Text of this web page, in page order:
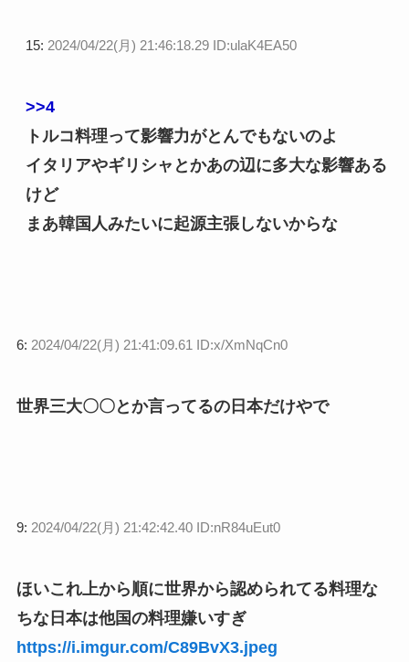
15: 2024/04/22(月) 21:46:18.29 ID:ulaK4EA50
>>4
トルコ料理って影響力がとんでもないのよ
イタリアやギリシャとかあの辺に多大な影響ある
けど
まあ韓国人みたいに起源主張しないからな
6: 2024/04/22(月) 21:41:09.61 ID:x/XmNqCn0
世界三大〇〇とか言ってるの日本だけやで
9: 2024/04/22(月) 21:42:42.40 ID:nR84uEut0
ほいこれ上から順に世界から認められてる料理な
ちな日本は他国の料理嫌いすぎ
https://i.imgur.com/C89BvX3.jpeg